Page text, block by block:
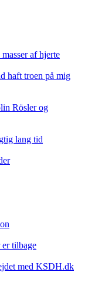
af hjerte
haft troen på mig
Rösler og
lang tid
tilbage
med KSDH.dk